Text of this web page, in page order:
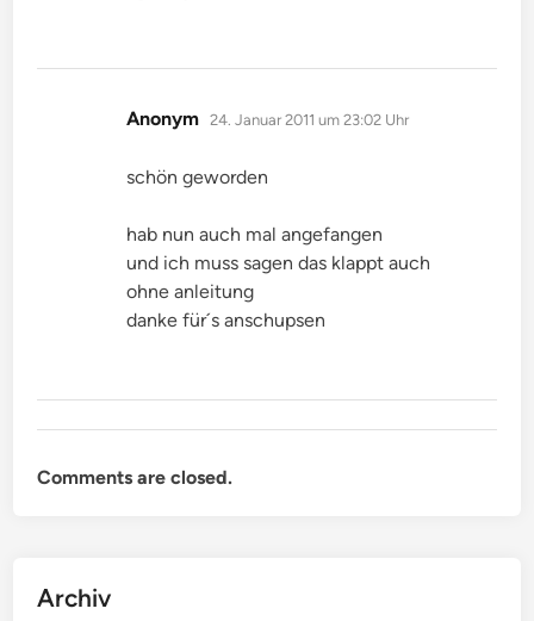
Anonym sagt:
24. Januar 2011 um 23:02 Uhr
schön geworden
hab nun auch mal angefangen
und ich muss sagen das klappt auch
ohne anleitung
danke für´s anschupsen
Comments are closed.
Archiv